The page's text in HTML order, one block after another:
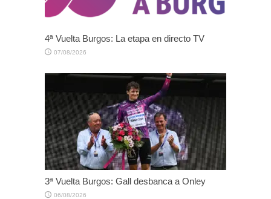
4ª Vuelta Burgos: La etapa en directo TV
07/08/2026
3ª Vuelta Burgos: Gall desbanca a Onley
06/08/2026